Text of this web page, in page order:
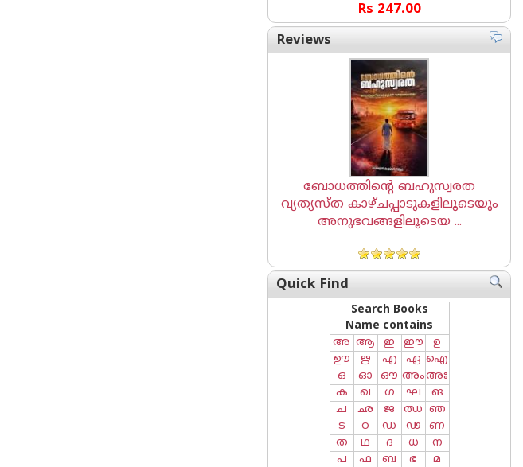
Rs 247.00
Reviews
ബോധത്തിന്റെ ബഹുസ്വരത
വ്യത്യസ്ത കാഴ്ചപ്പാടുകളിലൂടെയും
അനുഭവങ്ങളിലൂടെയ ...
Quick Find
Search Books
Name contains
അ ആ ഇ ഈ
ഉ
ഊ
ഋ എ ഏ ഐ
ഒ
ഓ ഔ അംഅഃ
ക
ഖ ഗ ഘ
ങ
ച
ഛ ജ ഝ ഞ
ട
ഠ ഡ ഢ
ണ
ത
ഥ ദ ധ
ന
പ
ഫ ബ ഭ
മ